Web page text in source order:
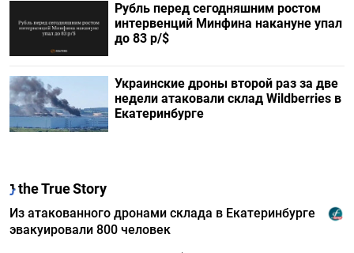
Рубль перед сегодняшним ростом
интервенций Минфина накануне упал
до 83 р/$
Украинские дроны второй раз за две
недели атаковали склад Wildberries в
Екатеринбурге